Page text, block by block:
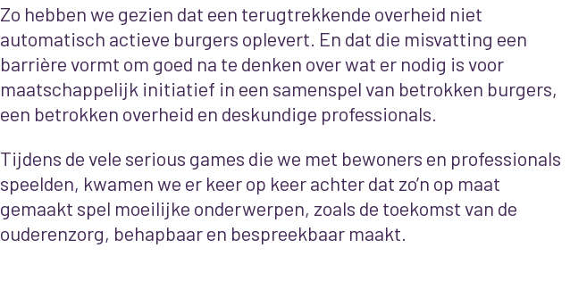
Zo hebben we gezien dat een terugtrekkende overheid niet
automatisch actieve burgers oplevert. En dat die misvatting een
barrière vormt om goed na te denken over wat er nodig is voor
maatschappelijk initiatief in een samenspel van betrokken burgers,
een betrokken overheid en deskundige professionals.
Tijdens de vele serious games die we met bewoners en professionals
speelden, kwamen we er keer op keer achter dat zo’n op maat
gemaakt spel moeilijke onderwerpen, zoals de toekomst van de
ouderenzorg, behapbaar en bespreekbaar maakt.